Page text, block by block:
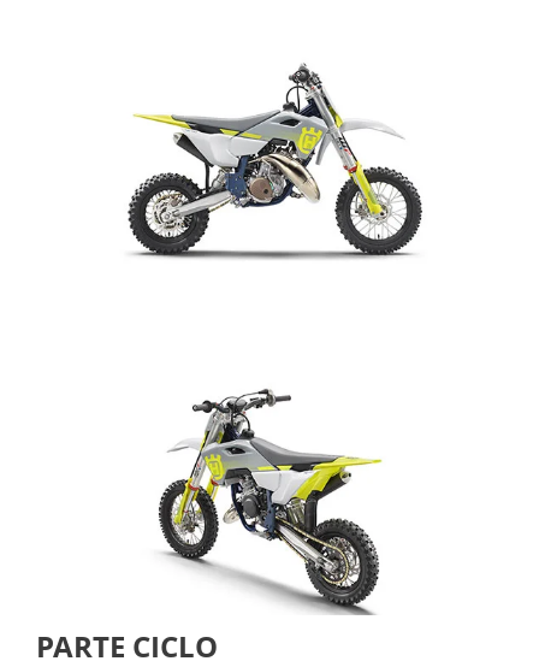
PARTE CICLO